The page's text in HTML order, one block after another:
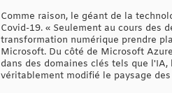
Comme raison, le géant de la
Covid-19. « Seulement au cours des
transformation numérique prendre
Microsoft. Du côté de Microsoft
dans des domaines clés tels que
véritablement modifié le paysage